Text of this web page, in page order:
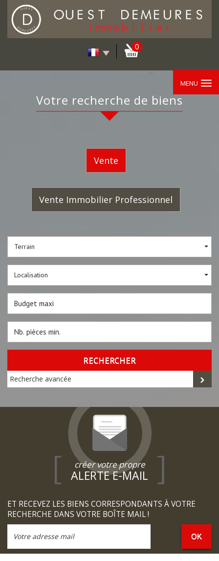
0
MENU
Votre recherche de biens
Vente
Vente Immobilier Professionnel
Terrain
Localisation
RECHERCHER
Recherche avancée
créer votre propre
ALERTE E-MAIL
ET RECEVEZ LES BIENS CORRESPONDANTS À VOTRE
RECHERCHE DANS VOTRE BOÎTE MAIL !
OK